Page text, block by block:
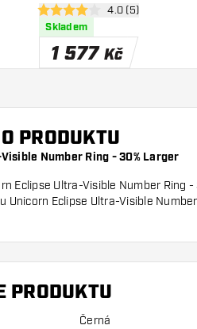
otevřít panel
4 hodnoticí hvězdičky
4.0 (5)
Skladem
1 577 Kč
PRODUKTU
Number Ring - 30% Larger
Eclipse Ultra-Visible Number Ring
Unicorn Eclipse Ultra-Visible
PRODUKTU
Černá